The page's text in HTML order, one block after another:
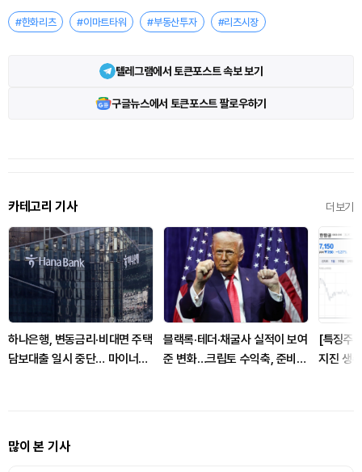
#한화리츠 #이마트타워 #부동산투자 #리츠시장
텔레그램에서 토큰포스트 속보 보기
구글뉴스에서 토큰포스트 팔로우하기
카테고리 기사 더보기
하나은행, 변동금리·비대면 주택
담보대출 일시 중단… 마이너스
블랙록·테더·채굴사 실적이 보여
준 변화…크립토 수익축, 준비금
[특징주]
지진 생
많이 본 기사